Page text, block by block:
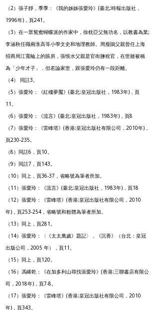
（2）張子靜，季季：《我的姊姊張愛玲》(臺北:時報出版社，
1996年)，頁241。
（3）在一眾鴛鴦蝴蝶派的作家中，徐枕亞父無功名，以教書為業;
李涵秋任職兩淮高等小學文史和地理教師。周瘦鵑父親曾任上海
招商局江寬輪上的賬房，張恨水父親是官衙鹽稅官，在世雖被稱
為「少年才子」，但若論家世，跟張愛玲仍有一段距離。
（4） 同註3。
（5）張愛玲：《紅樓夢魘》(臺北:皇冠出版社，1983年)，頁
11。
（6）張愛玲：《流言》(臺北:皇冠出版社，1983年)，頁8
（7）張愛玲：《雷峰塔》(香港:皇冠出版社有限公司，2010年)，
頁230-235。
（8）同註6，頁10。
（9）同註7，頁143。
（10）同上，頁36-37，省略號為筆者所加。
（11）張愛玲：《流言》(臺北:皇冠出版社，1983年)，頁18
（12）張愛玲：《雷峰塔》(香港:皇冠出版社有限公司，2010
年)，頁253-254，省略號和粗體為筆者所加。
（13）同上，頁281。
（14）張愛玲：〈《太太萬歲》題記〉，《沉香》（台北：皇冠
出版公司，2005 年），頁11。
（15）同上，頁120。
（16）馮睎乾：《在加多利山尋找張愛玲》(香港:三聯書店有限公
司，2018年)，頁7-8。
（17）張愛玲：《雷峰塔》(香港:皇冠出版社有限公司，2010
年)，頁343。